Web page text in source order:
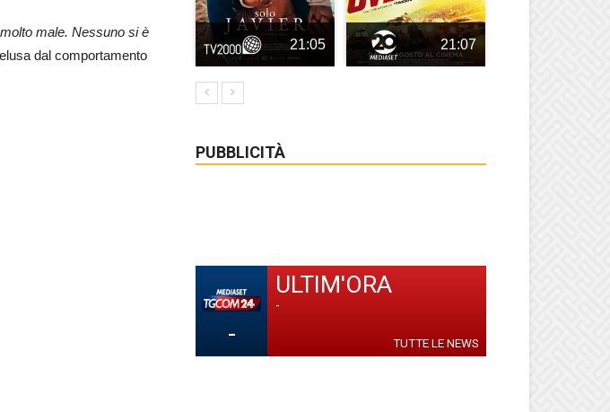
male. Nessuno si è
dal comportamento
21:05 21:07
PUBBLICITÀ
-
ULTIM'ORA
-
TUTTE LE NEWS